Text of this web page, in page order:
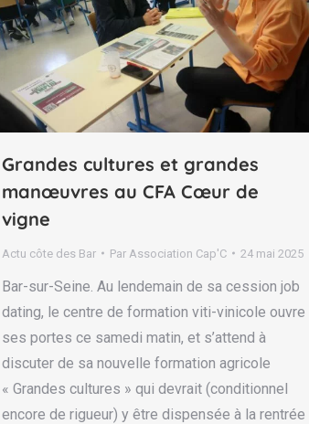
Grandes cultures et grandes
manœuvres au CFA Cœur de
vigne
Actu côte des Bar Par Association Cap'C 24 mai 2025
Bar-sur-Seine. Au lendemain de sa cession job
dating, le centre de formation viti-vinicole ouvre
ses portes ce samedi matin, et s’attend à
discuter de sa nouvelle formation agricole
« Grandes cultures » qui devrait (conditionnel
encore de rigueur) y être dispensée à la rentrée